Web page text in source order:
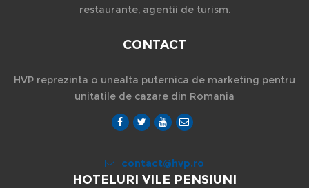
restaurante, agentii de turism.
CONTACT
HVP reprezinta o unealta puternica de marketing pentru
unitatile de cazare din Romania
contact@hvp.ro
HOTELURI VILE PENSIUNI